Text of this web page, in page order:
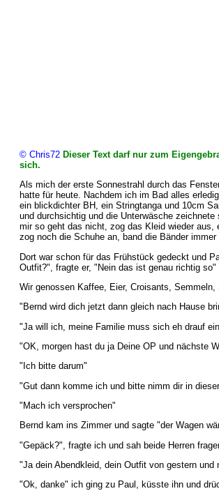
© Chris72 Dieser Text darf nur zum
sich.
Als mich der erste Sonnestrahl durch das
hatte für heute. Nachdem ich im Bad alles
ein blickdichter BH, ein Stringtanga und 10cm
und durchsichtig und die Unterwäsche
mir so geht das nicht, zog das Kleid wieder aus,
zog noch die Schuhe an, band die Bänder
Dort war schon für das Frühstück gedeckt und
Outfit?", fragte er, "Nein das ist genau richtig
Wir genossen Kaffee, Eier, Croisants,
"Bernd wird dich jetzt dann gleich nach Hause
"Ja will ich, meine Familie muss sich eh drauf
"OK, morgen hast du ja Deine OP und nächste
"Ich bitte darum"
"Gut dann komme ich und bitte nimm dir in
"Mach ich versprochen"
Bernd kam ins Zimmer und sagte "der Wagen
"Gepäck?", fragte ich und sah beide Herren
"Ja dein Abendkleid, dein Outfit von gestern und
"Ok, danke" ich ging zu Paul, küsste ihn und